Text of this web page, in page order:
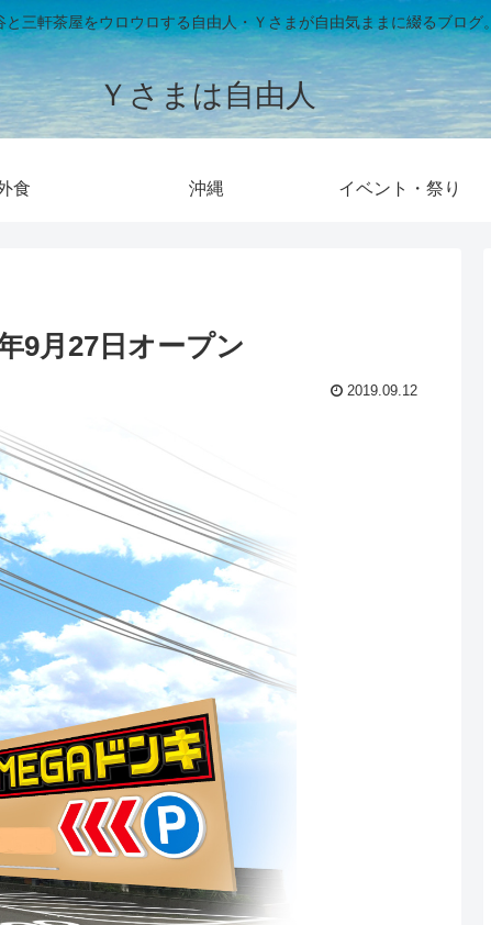
と三軒茶屋をウロウロする自由人・Ｙさまが自由気ままに綴るブログ。
Ｙさまは自由人
食 沖縄 イベント・祭り
9月27日オープン
2019.09.12